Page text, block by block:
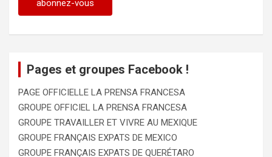
Pages et groupes Facebook !
PAGE OFFICIELLE LA PRENSA FRANCESA
GROUPE OFFICIEL LA PRENSA FRANCESA
GROUPE TRAVAILLER ET VIVRE AU MEXIQUE
GROUPE FRANÇAIS EXPATS DE MEXICO
GROUPE FRANÇAIS EXPATS DE QUERÉTARO